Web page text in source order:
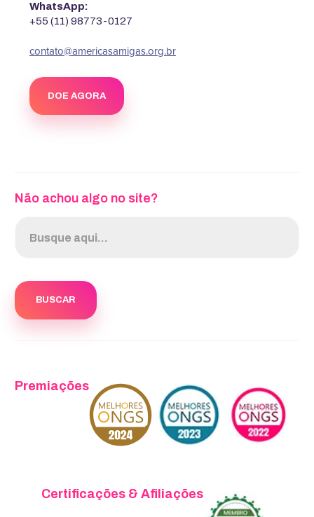
WhatsApp:
+55 (11) 98773-0127
contato@americasamigas.org.br
DOE AGORA
Não achou algo no site?
Premiações
Certificações & Afiliações